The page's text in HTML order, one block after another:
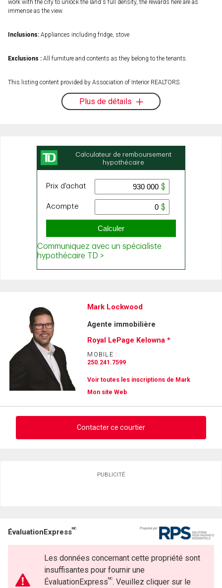
work with the city to unlock the land's full density, the rewards here are as
immense as the view.
Inclusions: Appliances including fridge, stove
Exclusions : All furniture and contents as they belong to the tenants.
This listing content provided by Association of Interior REALTORS.
Plus de détails
Mark Lockwood
Agente immobilière
Royal LePage Kelowna *
MOBILE :
250.241.7599
Voir toutes les inscriptions de Mark
Mon site Web
Contacter ce courtier
Téléphone
(Optionnel)
PUBLICITÉ
ÉvaluationExpressMC
Les données concernant cette propriété sont
insuffisantes pour fournir une
ÉvaluationExpressMC. Veuillez cliquer sur le